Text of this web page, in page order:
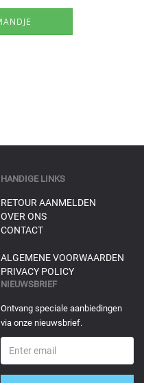
HANDIGE LINKS
RETOUR AANMELDEN
OVER ONS
CONTACT
ALGEMENE VOORWAARDEN
PRIVACY POLICY
NIEUWSBRIEF
Ontvang speciale aanbiedingen
via onze nieuwsbrief.